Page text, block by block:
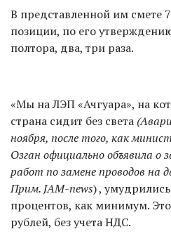
В представленной им смете
позиции, по его
полтора, два, три раза.
«Мы на ЛЭП «Ачгуара», на
страна сидит без света
ноября, после того, как
Озган официально объявила о
работ по замене проводов на
Прим. JAM-news) ,
процентов, как минимум.
рублей, без учета НДС.